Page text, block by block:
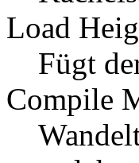
Load
Fügt
Compile